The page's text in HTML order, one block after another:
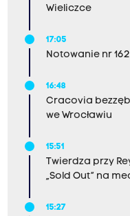
Wieliczce
17:05
Notowanie nr
16:48
Cracovia
we Wrocławiu
15:51
Twierdza przy
„Sold Out” na
15:27